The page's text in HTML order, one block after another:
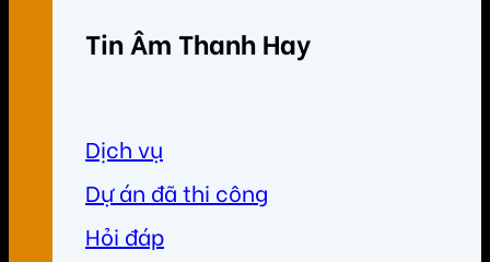
Tin Âm Thanh Hay
Dịch vụ
Dự án đã thi công
Hỏi đáp